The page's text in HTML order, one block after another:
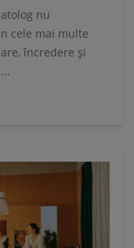
nu
cele mai multe
încredere și